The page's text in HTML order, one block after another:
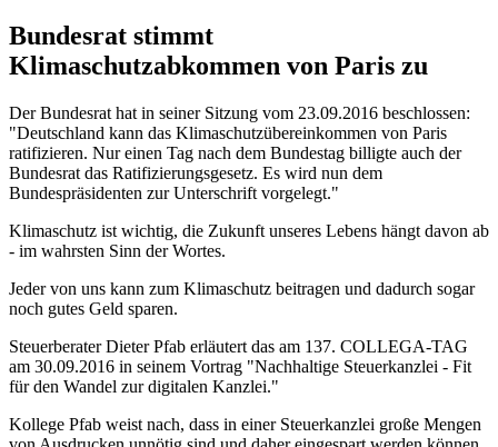
Bundesrat stimmt
Klimaschutzabkommen von Paris zu
Der Bundesrat hat in seiner Sitzung vom 23.09.2016 beschlossen:
"Deutschland kann das Klimaschutzübereinkommen von Paris
ratifizieren. Nur einen Tag nach dem Bundestag billigte auch der
Bundesrat das Ratifizierungsgesetz. Es wird nun dem
Bundespräsidenten zur Unterschrift vorgelegt."
Klimaschutz ist wichtig, die Zukunft unseres Lebens hängt davon ab
- im wahrsten Sinn der Wortes.
Jeder von uns kann zum Klimaschutz beitragen und dadurch sogar
noch gutes Geld sparen.
Steuerberater Dieter Pfab erläutert das am 137. COLLEGA-TAG
am 30.09.2016 in seinem Vortrag "Nachhaltige Steuerkanzlei - Fit
für den Wandel zur digitalen Kanzlei."
Kollege Pfab weist nach, dass in einer Steuerkanzlei große Mengen